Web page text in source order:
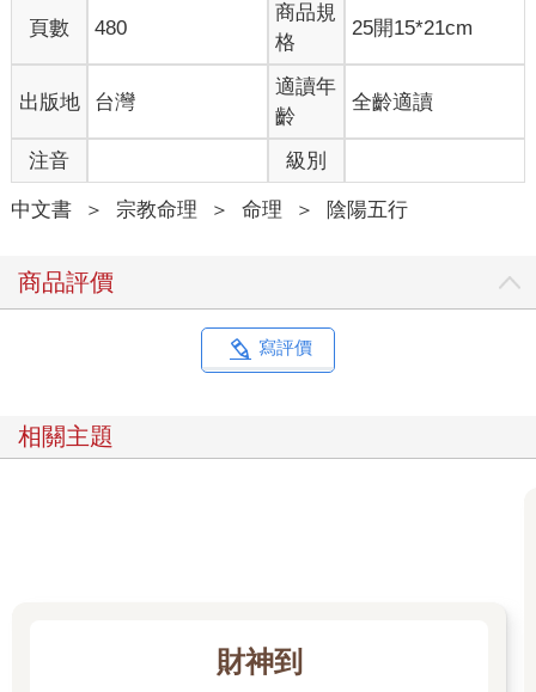
頁數 480
商品規
格
25開15*21cm
出版地 台灣
適讀年
齡
全齡適讀
注音 級別
中文書 ＞ 宗教命理 ＞ 命理 ＞ 陰陽五行
商品評價
寫評價
相關主題
財神到